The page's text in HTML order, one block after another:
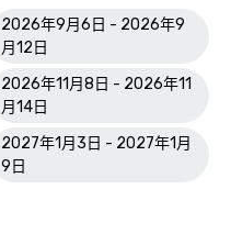
2026年9月6日 - 2026年9
月12日
2026年11月8日 - 2026年11
月14日
2027年1月3日 - 2027年1月
9日